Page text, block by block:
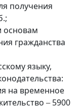
получения
основам
гражданства
языку,
на временное
–5900